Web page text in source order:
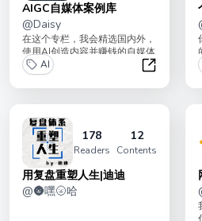
AIGC自媒体案例库
@Daisy
在这个专栏，我会精选国内外，
使用AI创造内容并赚钱的自媒体
案例，平台包括但不限于：
TikTok, Y...
AI
AIGC自媒
178
Readers
12
Contents
用复盘重塑人生|迪迪
@🌚嘿🌝哈